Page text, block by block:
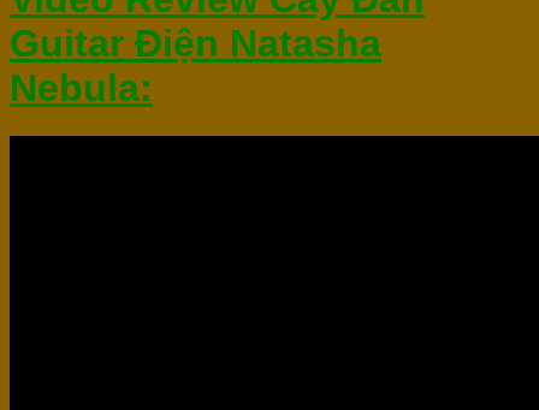
Guitar Điện Natasha
Nebula: